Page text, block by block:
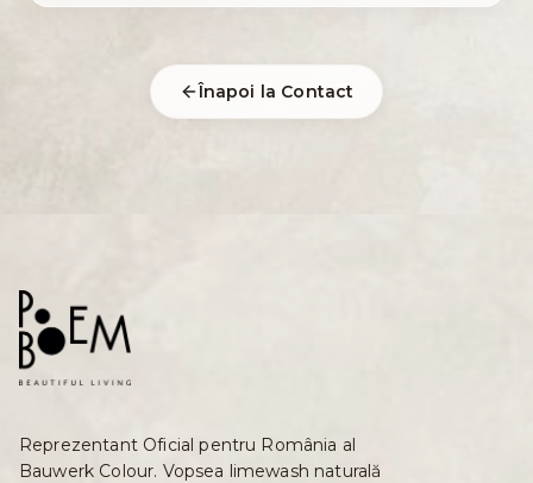
Înapoi la Contact
Reprezentant Oficial pentru România al
Bauwerk Colour. Vopsea limewash naturală